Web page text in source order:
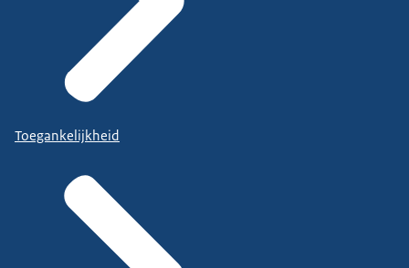
Toegankelijkheid